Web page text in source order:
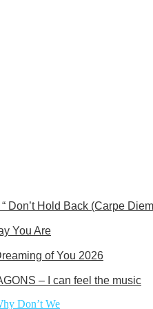
Don’t Hold Back (Carpe
You Are
of You 2026
– I can feel the music
Don’t We